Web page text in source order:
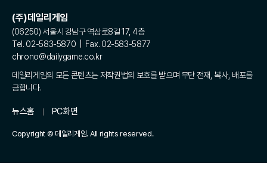
(주)데일리게임
(06250) 서울시 강남구 역삼로8길 17, 4층
Tel. 02-583-5870 | Fax. 02-583-5877
chrono@dailygame.co.kr
데일리게임의 모든 콘텐츠는 저작권법의 보호를 받으며 무단 전재, 복사, 배포를
금합니다.
뉴스홈 PC화면
Copyright © 데일리게임. All rights reserved.